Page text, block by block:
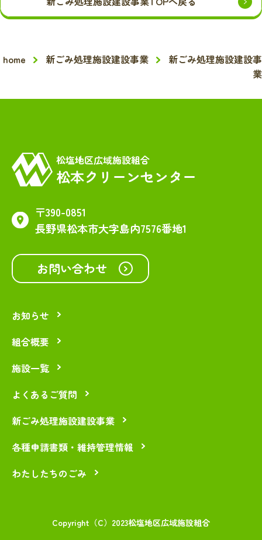
home 新ごみ処理施設建設事業
新ごみ処理施設建設事
業
松塩地区広域施設組合
松本クリーンセンター
〒390-0851
長野県松本市大字島内7576番地1
お問い合わせ
お知らせ
組合概要
施設一覧
よくあるご質問
新ごみ処理施設建設事業
各種申請書類・維持管理情報
わたしたちのごみ
Copyright（C）2023松塩地区広域施設組合